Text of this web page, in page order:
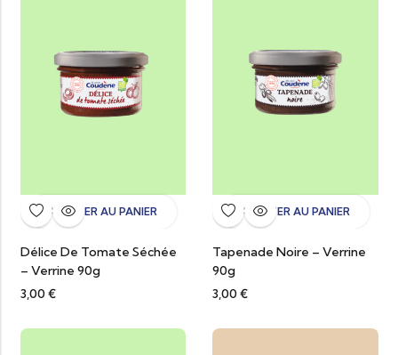
AJOUTER AU PANIER
Délice De Tomate Séchée
– Verrine 90g
3,00 €
AJOUTER AU PANIER
Tapenade Noire – Verrine
90g
3,00 €